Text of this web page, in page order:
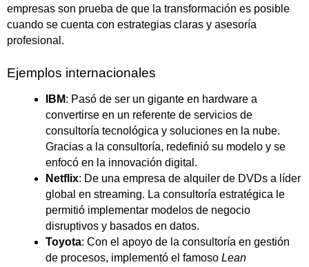
empresas son prueba de que la transformación es posible
cuando se cuenta con estrategias claras y asesoría
profesional.
Ejemplos internacionales
IBM: Pasó de ser un gigante en hardware a
convertirse en un referente de servicios de
consultoría tecnológica y soluciones en la nube.
Gracias a la consultoría, redefinió su modelo y se
enfocó en la innovación digital.
Netflix: De una empresa de alquiler de DVDs a líder
global en streaming. La consultoría estratégica le
permitió implementar modelos de negocio
disruptivos y basados en datos.
Toyota: Con el apoyo de la consultoría en gestión
de procesos, implementó el famoso Lean